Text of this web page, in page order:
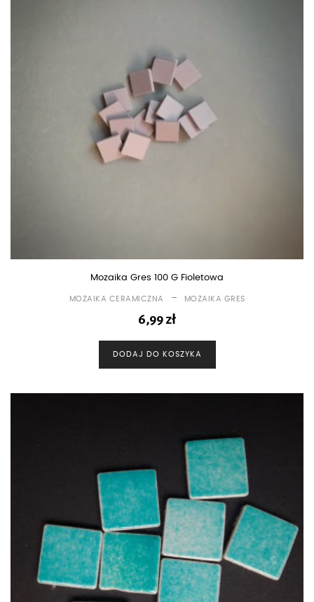
Mozaika Gres 100 G Fioletowa
MOZAIKA CERAMICZNA - MOZAIKA GRES
6,99zł
DODAJ DO KOSZYKA